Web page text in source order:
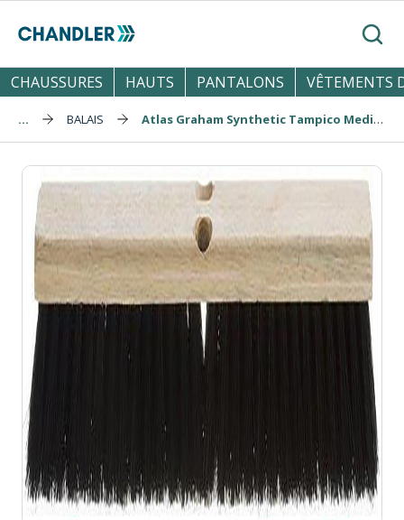
Skip to main content
CHAUSSURES
HAUTS PANTALONS VÊTEMENTS
... BALAIS Atlas Graham Synthetic Tampico Medium Sweep Push Broom Head, 14"